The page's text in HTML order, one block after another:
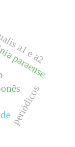
paraense
periódicos
a1 e a2